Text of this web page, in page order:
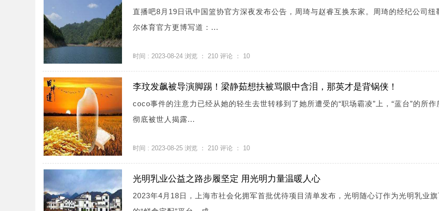
直播吧8月19日讯中国篮协官方深夜发布公告，周琦与赵睿互换东家。周琦的经纪公司纽
尔体育官方更博写道：...
时间 : 2023-08-24 浏览 ： 210 评论 ： 10
李玟发飙被导演脚踢！梁静茹想扶被骂眼中含泪，那英才是背锅侠！
coco事件的注意力已经从她的轻生去世转移到了她所遭受的“职场霸凌”上，“蓝台”的所作
彻底被世人揭露...
时间 : 2023-08-25 浏览 ： 210 评论 ： 10
光明乳业公益之路步履坚定 用光明力量温暖人心
2023年4月18日，上海市社会化拥军首批优待项目清单发布，光明随心订作为光明乳业